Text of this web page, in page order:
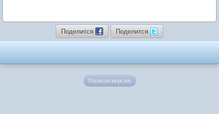
Поделится Поделится
Полная версия